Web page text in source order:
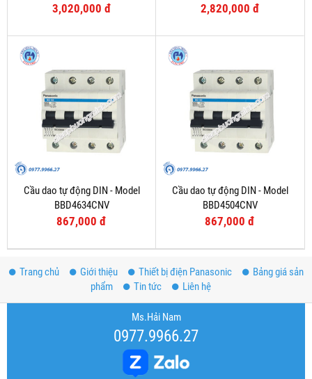
3,020,000 đ 2,820,000 đ
Cầu dao tự động DIN - Model
BBD4634CNV
867,000 đ
Cầu dao tự động DIN - Model
BBD4504CNV
867,000 đ
Trang chủ Giới thiệu Thiết bị điện Panasonic
Bảng giá sản
phẩm
Tin tức Liên hệ
Ms.Hải Nam
0977.9966.27